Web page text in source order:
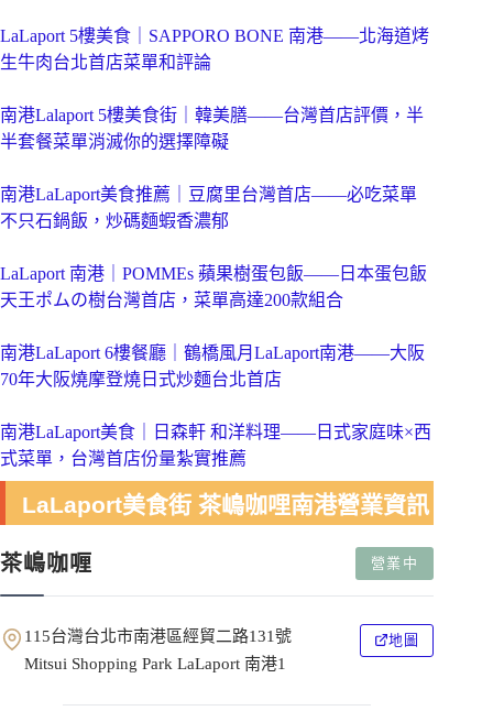
LaLaport 5樓美食｜SAPPORO BONE 南港——北海道烤
生牛肉台北首店菜單和評論
南港Lalaport 5樓美食街｜韓美膳——台灣首店評價，半
半套餐菜單消滅你的選擇障礙
南港LaLaport美食推薦｜豆腐里台灣首店——必吃菜單
不只石鍋飯，炒碼麵蝦香濃郁
LaLaport 南港｜POMMEs 蘋果樹蛋包飯——日本蛋包飯
天王ポムの樹台灣首店，菜單高達200款組合
南港LaLaport 6樓餐廳｜鶴橋風月LaLaport南港——大阪
70年大阪燒摩登燒日式炒麵台北首店
南港LaLaport美食｜日森軒 和洋料理——日式家庭味×西
式菜單，台灣首店份量紮實推薦
LaLaport美食街 茶嶋咖哩南港營業資訊
茶嶋咖喱 營業中
115台灣台北市南港區經貿二路131號
Mitsui Shopping Park LaLaport 南港1
地圖